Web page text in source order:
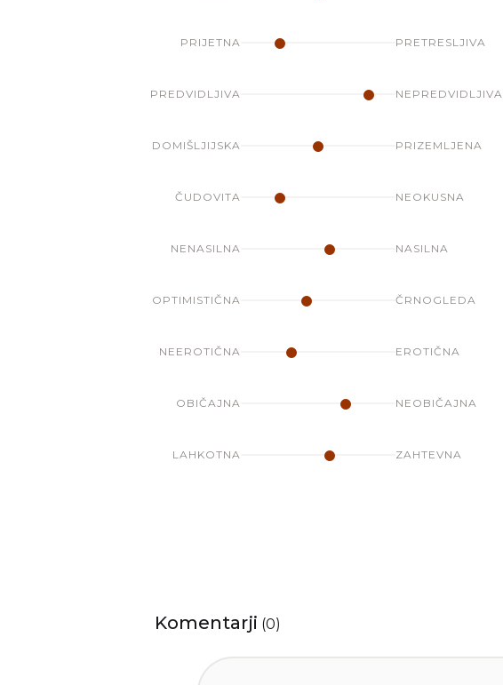
PRIJETNA PRETRESLJIVA
PREDVIDLJIVA NEPREDVIDLJIVA
DOMIŠLJIJSKA PRIZEMLJENA
ČUDOVITA NEOKUSNA
NENASILNA NASILNA
OPTIMISTIČNA ČRNOGLEDA
NEEROTIČNA EROTIČNA
OBIČAJNA NEOBIČAJNA
LAHKOTNA ZAHTEVNA
Komentarji (0)